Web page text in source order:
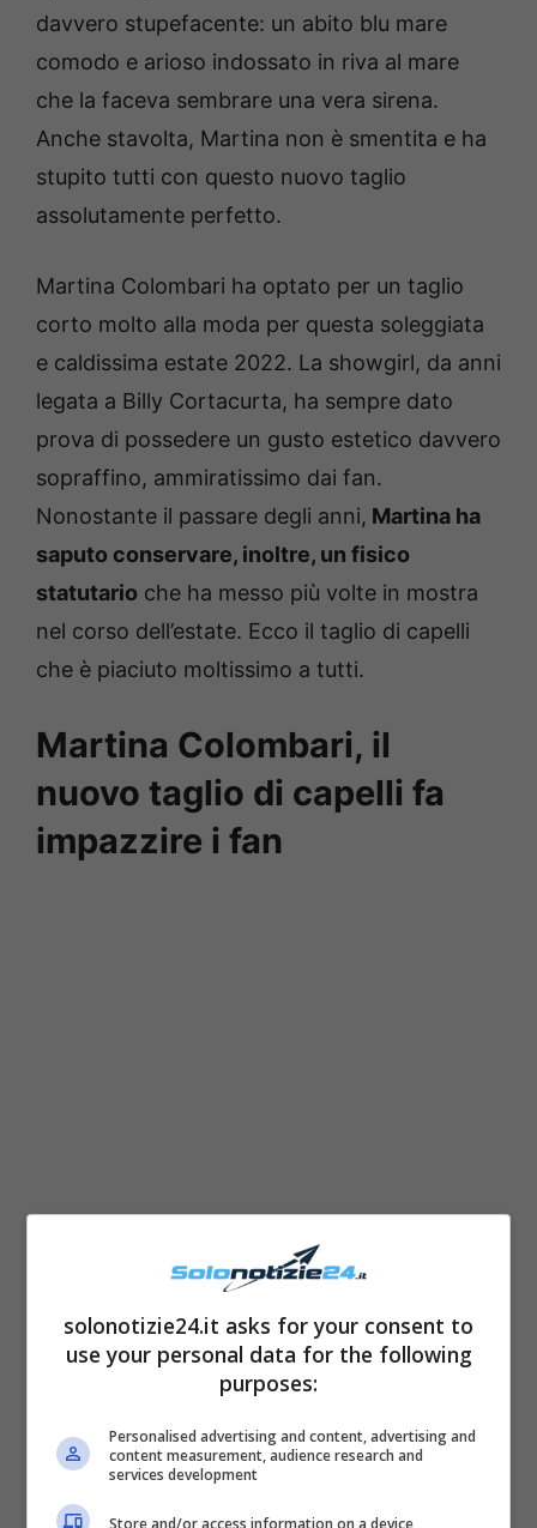
davvero stupefacente: un abito blu mare
comodo e arioso indossato in riva al mare
che la faceva sembrare una vera sirena.
Anche stavolta, Martina non è smentita e ha
stupito tutti con questo nuovo taglio
assolutamente perfetto.
Martina Colombari ha optato per un taglio
corto molto alla moda per questa soleggiata
e caldissima estate 2022. La showgirl, da anni
legata a Billy Cortacurta, ha sempre dato
prova di possedere un gusto estetico davvero
sopraffino, ammiratissimo dai fan.
Nonostante il passare degli anni, Martina ha
saputo conservare, inoltre, un fisico
statutario che ha messo più volte in mostra
nel corso dell’estate. Ecco il taglio di capelli
che è piaciuto moltissimo a tutti.
Martina Colombari, il
nuovo taglio di capelli fa
impazzire i fan
capelli molto corto a caschetto
assolutamente perfetti.
solonotizie24.it asks for your consent to
use your personal data for the following
purposes:
Personalised advertising and content, advertising and
content measurement, audience research and
services development
Store and/or access information on a device